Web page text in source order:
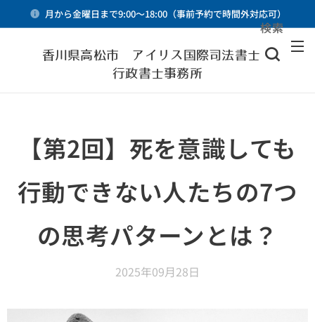
月から金曜日まで9:00～18:00（事前予約で時間外対応可）
香川県高松市 アイリス国際司法書士・
行政書士事務所
検索
【第2回】死を意識しても
行動できない人たちの7つ
の思考パターンとは？
2025年09月28日